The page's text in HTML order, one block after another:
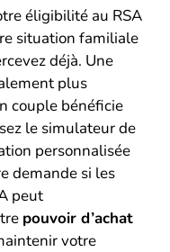
éligibilité au RSA
situation familiale
déjà. Une
plus
couple bénéficie
le simulateur de
personnalisée
demande si les
peut
pouvoir d’achat
votre